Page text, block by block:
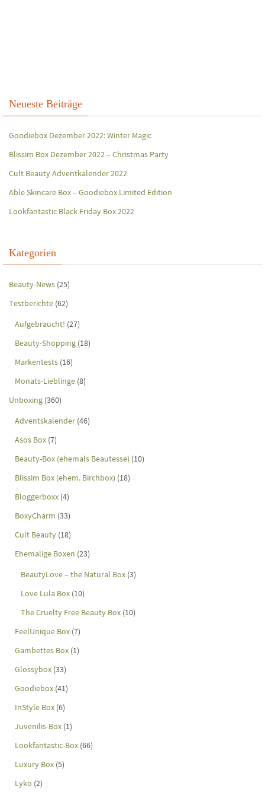
Neueste Beiträge
Goodiebox Dezember 2022: Winter Magic
Blissim Box Dezember 2022 – Christmas Party
Cult Beauty Adventkalender 2022
Able Skincare Box – Goodiebox Limited Edition
Lookfantastic Black Friday Box 2022
Kategorien
Beauty-News (25)
Testberichte (62)
Aufgebraucht! (27)
Beauty-Shopping (18)
Markentests (16)
Monats-Lieblinge (8)
Unboxing (360)
Adventskalender (46)
Asos Box (7)
Beauty-Box (ehemals Beautesse) (10)
Blissim Box (ehem. Birchbox) (18)
Bloggerboxx (4)
BoxyCharm (33)
Cult Beauty (18)
Ehemalige Boxen (23)
BeautyLove – the Natural Box (3)
Love Lula Box (10)
The Cruelty Free Beauty Box (10)
FeelUnique Box (7)
Gambettes Box (1)
Glossybox (33)
Goodiebox (41)
InStyle Box (6)
Juvenilis-Box (1)
Lookfantastic-Box (66)
Luxury Box (5)
Lyko (2)